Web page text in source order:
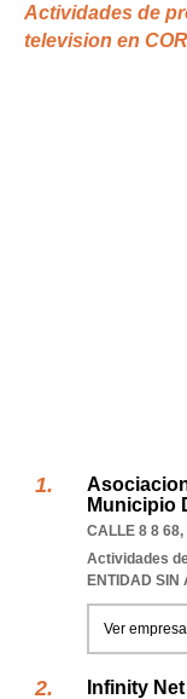
Actividades de
television en
Municipio
CALLE 8 8 68,
Actividades
ENTIDAD SIN
Ver empresa
Infinity Net